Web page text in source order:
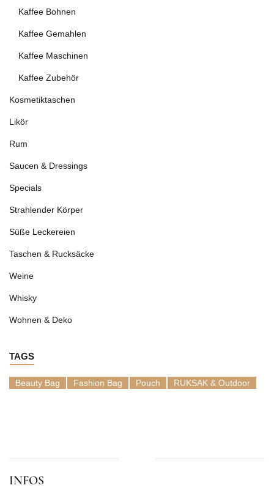
Kaffee Bohnen
Kaffee Gemahlen
Kaffee Maschinen
Kaffee Zubehör
Kosmetiktaschen
Likör
Rum
Saucen & Dressings
Specials
Strahlender Körper
Süße Leckereien
Taschen & Rucksäcke
Weine
Whisky
Wohnen & Deko
TAGS
Beauty Bag Fashion Bag Pouch RUKSAK & Outdoor
INFOS